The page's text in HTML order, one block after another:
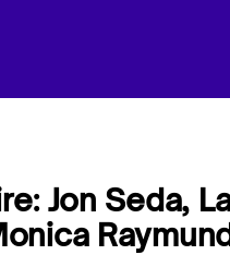
Jon Seda,